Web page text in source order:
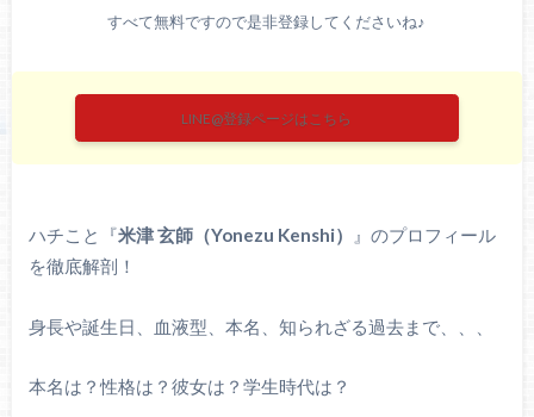
すべて無料ですので是非登録してくださいね♪
LINE@登録ページはこちら
ハチこと『米津 玄師（Yonezu Kenshi）
』のプロフィール
を徹底解剖！
身長や誕生日、血液型、本名、知られざる過去まで、、、
本名は？性格は？彼女は？学生時代は？